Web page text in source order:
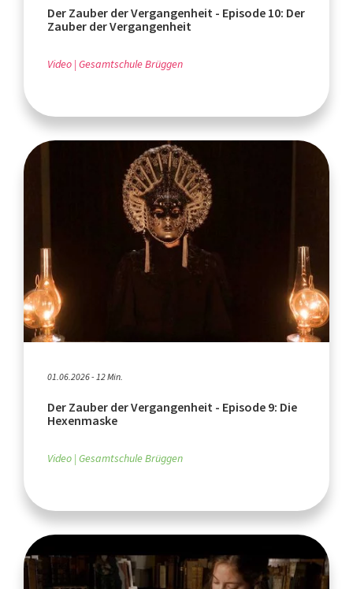
Der Zauber der Vergangenheit - Episode 10: Der
Zauber der Vergangenheit
Video Gesamtschule Brüggen
01.06.2026 - 12 Min.
Der Zauber der Vergangenheit - Episode 9: Die
Hexenmaske
Video Gesamtschule Brüggen